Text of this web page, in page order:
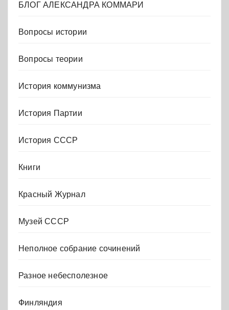
БЛОГ АЛЕКСАНДРА КОММАРИ
Вопросы истории
Вопросы теории
История коммунизма
История Партии
История СССР
Книги
Красный Журнал
Музей СССР
Неполное собрание сочинений
Разное небесполезное
Финляндия